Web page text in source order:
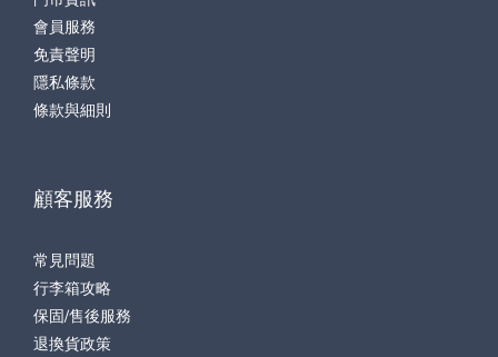
會員服務
免責聲明
隱私條款
條款與細則
顧客服務
常見問題
行李箱攻略
保固/售後服務
退換貨政策